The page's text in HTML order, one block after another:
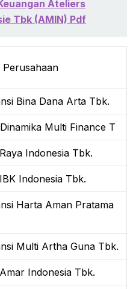
Ateliers
Tbk (AMIN) Pdf
Perusahaan
Bina Dana Arta Tbk.
Multi Finance T
Indonesia Tbk.
Indonesia Tbk.
Harta Aman Pratama
Multi Artha Guna Tbk.
Indonesia Tbk.